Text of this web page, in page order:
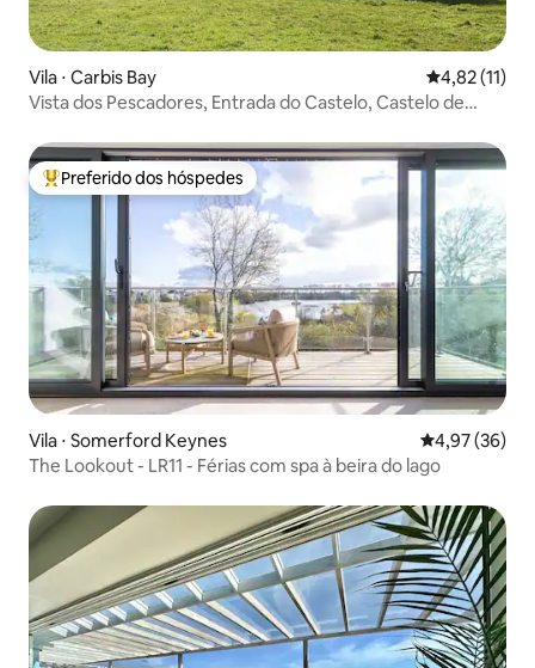
Vila ⋅ Carbis Bay 4,82 de uma
4,82 (11)
Vista dos Pescadores, Entrada do Castelo, Castelo de
Entre os melhores preferidos dos hóspedes
Preferido dos hóspedes
Vila ⋅ Somerford Keynes 4,97 de uma
4,97 (36)
The Lookout - LR11 - Férias com spa à beira do lago